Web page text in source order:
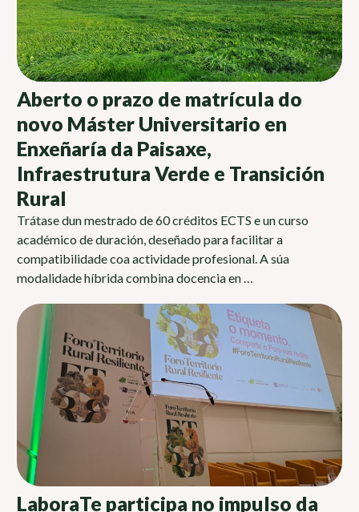
Aberto o prazo de matrícula do
novo Máster Universitario en
Enxeñaría da Paisaxe,
Infraestrutura Verde e Transición
Rural
Trátase dun mestrado de 60 créditos ECTS e un curso
académico de duración, deseñado para facilitar a
compatibilidade coa actividade profesional. A súa
modalidade híbrida combina docencia en …
LaboraTe participa no impulso da